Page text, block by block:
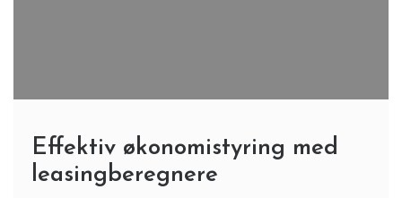
Effektiv økonomistyring med
leasingberegnere